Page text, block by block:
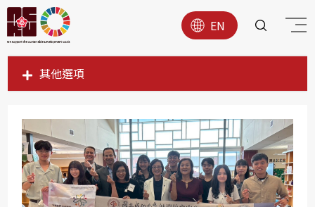
EN
其他選項
SDG1
SDG3
SDG4
SDG5